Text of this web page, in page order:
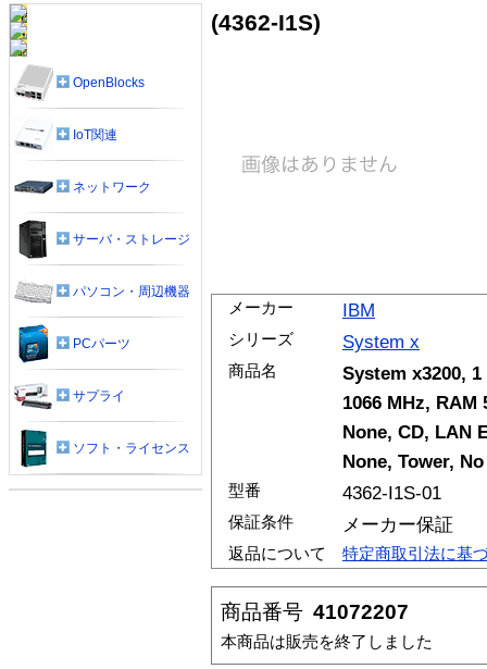
(4362-I1S)
メーカー IBM
シリーズ System x
商品名
System x3200,
1066 MHz, RAM
None, CD, LAN
None, Tower,
型番 4362-I1S-01
保証条件 メーカー保証
返品について 特定商取引法に基
商品番号 41072207
本商品は販売を終了しました
OpenBlocks
IoT関連
ネットワーク
サーバ・ストレージ
パソコン・周辺機器
PCパーツ
サプライ
ソフト・ライセンス